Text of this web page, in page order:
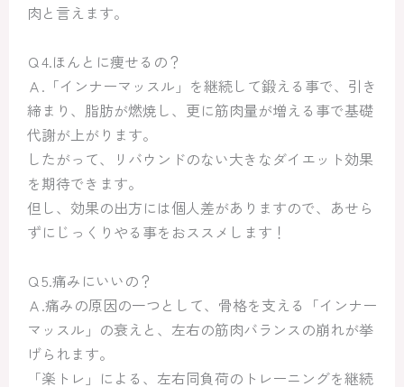
肉と言えます。
Ｑ4.ほんとに痩せるの？
Ａ.「インナーマッスル」を継続して鍛える事で、引き
締まり、脂肪が燃焼し、更に筋肉量が増える事で基礎
代謝が上がります。
したがって、リバウンドのない大きなダイエット効果
を期待できます。
但し、効果の出方には個人差がありますので、あせら
ずにじっくりやる事をおススメします！
Ｑ5.痛みにいいの？
Ａ.痛みの原因の一つとして、骨格を支える「インナー
マッスル」の衰えと、左右の筋肉バランスの崩れが挙
げられます。
「楽トレ」による、左右同負荷のトレーニングを継続